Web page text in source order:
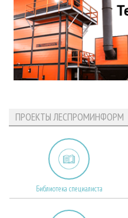
ПРОЕКТЫ ЛЕСПРОМИНФОРМ
Библиотека специалиста